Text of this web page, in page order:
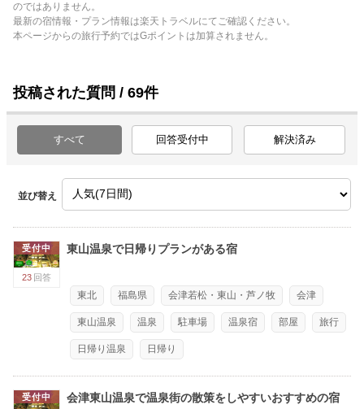
のではありません。
最新の宿情報・プラン情報は楽天トラベルにてご確認ください。
本ページからの旅行予約ではGポイントは加算されません。
投稿された質問 / 69件
すべて 回答受付中 解決済み
並び替え
受付中
23 回答
東山温泉で日帰りプランがある宿
東北 福島県 会津若松・東山・芦ノ牧 会津
東山温泉 温泉 駐車場 温泉宿 部屋 旅行
日帰り温泉 日帰り
受付中
会津東山温泉で温泉街の散策をしやすいおすすめの宿